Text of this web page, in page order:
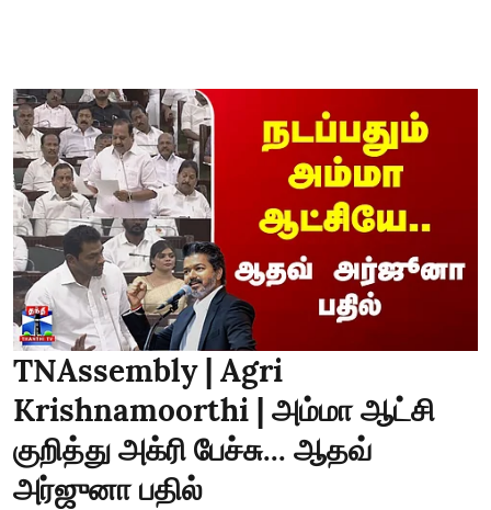
TNAssembly | Agri
Krishnamoorthi | அம்மா ஆட்சி
குறித்து அக்ரி பேச்சு... ஆதவ்
அர்ஜுனா பதில்